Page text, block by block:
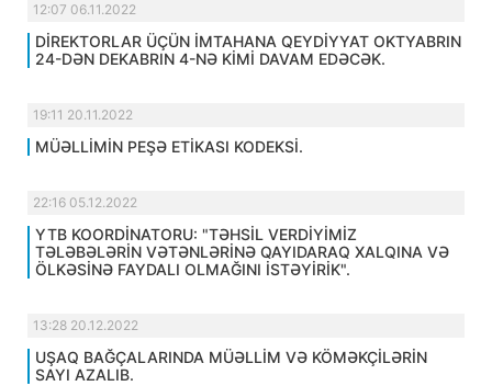
12:07 06.11.2022
DİREKTORLAR ÜÇÜN İMTAHANA QEYDİYYAT OKTYABRIN
24-DƏN DEKABRIN 4-NƏ KİMİ DAVAM EDƏCƏK.
19:11 20.11.2022
MÜƏLLİMİN PEŞƏ ETİKASI KODEKSİ.
22:16 05.12.2022
YTB KOORDİNATORU: "TƏHSİL VERDİYİMİZ
TƏLƏBƏLƏRİN VƏTƏNLƏRİNƏ QAYIDARAQ XALQINA VƏ
ÖLKƏSİNƏ FAYDALI OLMAĞINI İSTƏYİRİK".
13:28 20.12.2022
UŞAQ BAĞÇALARINDA MÜƏLLİM VƏ KÖMƏKÇİLƏRİN
SAYI AZALIB.